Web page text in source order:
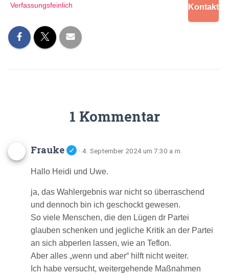
Verfassungsfeinlich
1 Kommentar
Frauke · 4. September 2024 um 7:30 a.m.
Hallo Heidi und Uwe.
ja, das Wahlergebnis war nicht so überraschend
und dennoch bin ich geschockt gewesen.
So viele Menschen, die den Lügen dr Partei
glauben schenken und jegliche Kritik an der Partei
an sich abperlen lassen, wie an Teflon.
Aber alles „wenn und aber“ hilft nicht weiter.
Ich habe versucht, weitergehende Maßnahmen
Kontakt